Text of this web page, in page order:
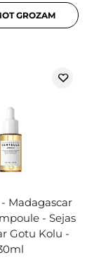
GROZAM
Madagascar
- Sejas
Gotu Kolu -